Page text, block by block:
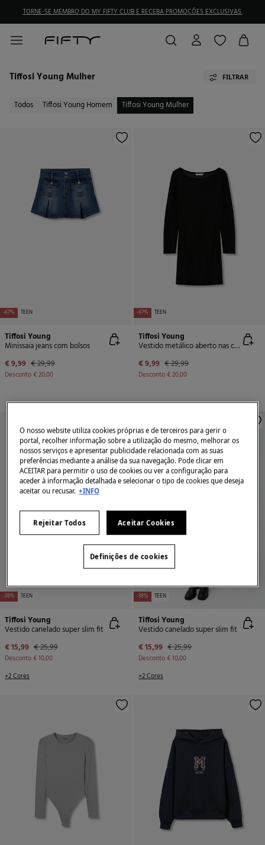
TORNE-SE MEMBRO DO MY FIFTY CLUB E RECEBA PROMOÇÕES EXCLUSIVAS.
Tiffosi Young Mulher FILTRAR
Todos Tiffosi Young Homem Tiffosi Young Mulher
-67% TEEN
Tiffosi Young
Minissaia jeans com bolsos
€ 9,99 € 29,99
Desconto€ 20,00
-67% TEEN
Tiffosi Young
Vestido metálico aberto nas costas
€ 9,99 € 29,99
Desconto€ 20,00
-38% TEEN
Tiffosi Young
Vestido canelado super slim fit
€ 15,99 € 25,99
Desconto€ 10,00
+2 Cores
-38% TEEN
Tiffosi Young
Vestido canelado super slim fit
€ 15,99 € 25,99
Desconto€ 10,00
+2 Cores
O nosso website utiliza cookies próprias e de terceiros para gerir o
portal, recolher informação sobre a utilização do mesmo, melhorar os
nossos serviços e apresentar publicidade relacionada com as suas
preferências mediante a análise da sua navegação. Pode clicar em
ACEITAR para permitir o uso de cookies ou ver a configuração para
aceder à informação detalhada e selecionar o tipo de cookies que deseja
aceitar ou recusar. +INFO
Rejeitar Todos Aceitar Cookies
Definições de cookies